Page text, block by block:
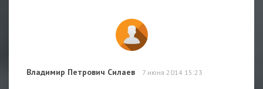
Владимир Петрович Силаев 7 июня 2014 15:23